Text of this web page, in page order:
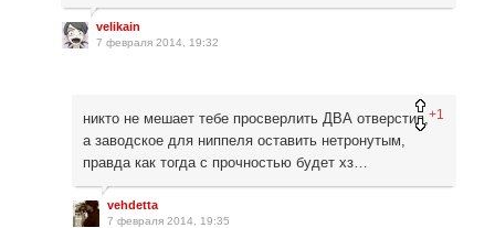
velikain
7 февраля 2014, 19:32
+1
никто не мешает тебе просверлить ДВА отверстия,
а заводское для ниппеля оставить нетронутым,
правда как тогда с прочностью будет хз…
vehdetta
7 февраля 2014, 19:35